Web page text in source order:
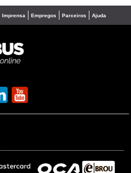
Imprensa Empregos Parceiros Ajuda